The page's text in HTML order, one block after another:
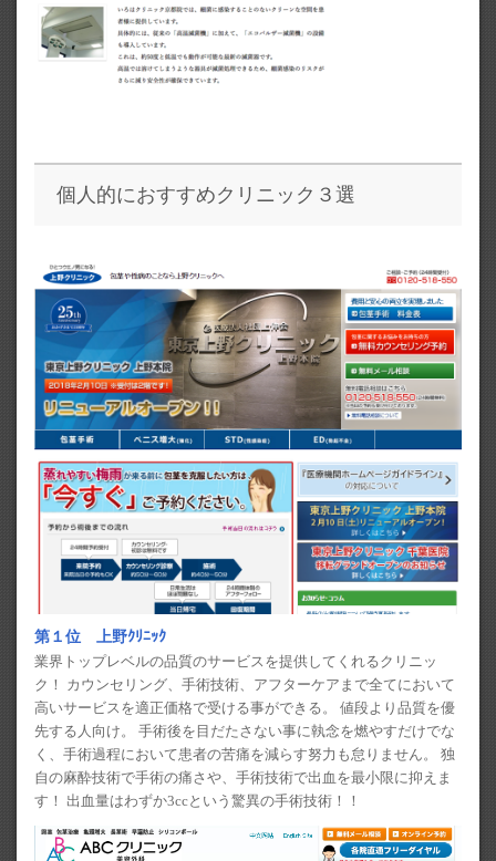
個人的におすすめクリニック３選
第１位 上野ｸﾘﾆｯｸ
業界トップレベルの品質のサービスを提供してくれるクリニッ
ク！ カウンセリング、手術技術、アフターケアまで全てにおいて
高いサービスを適正価格で受ける事ができる。 値段より品質を優
先する人向け。 手術後を目だたさない事に執念を燃やすだけでな
く、手術過程において患者の苦痛を減らす努力も怠りません。 独
自の麻酔技術で手術の痛さや、手術技術で出血を最小限に抑えま
す！ 出血量はわずか3ccという驚異の手術技術！！